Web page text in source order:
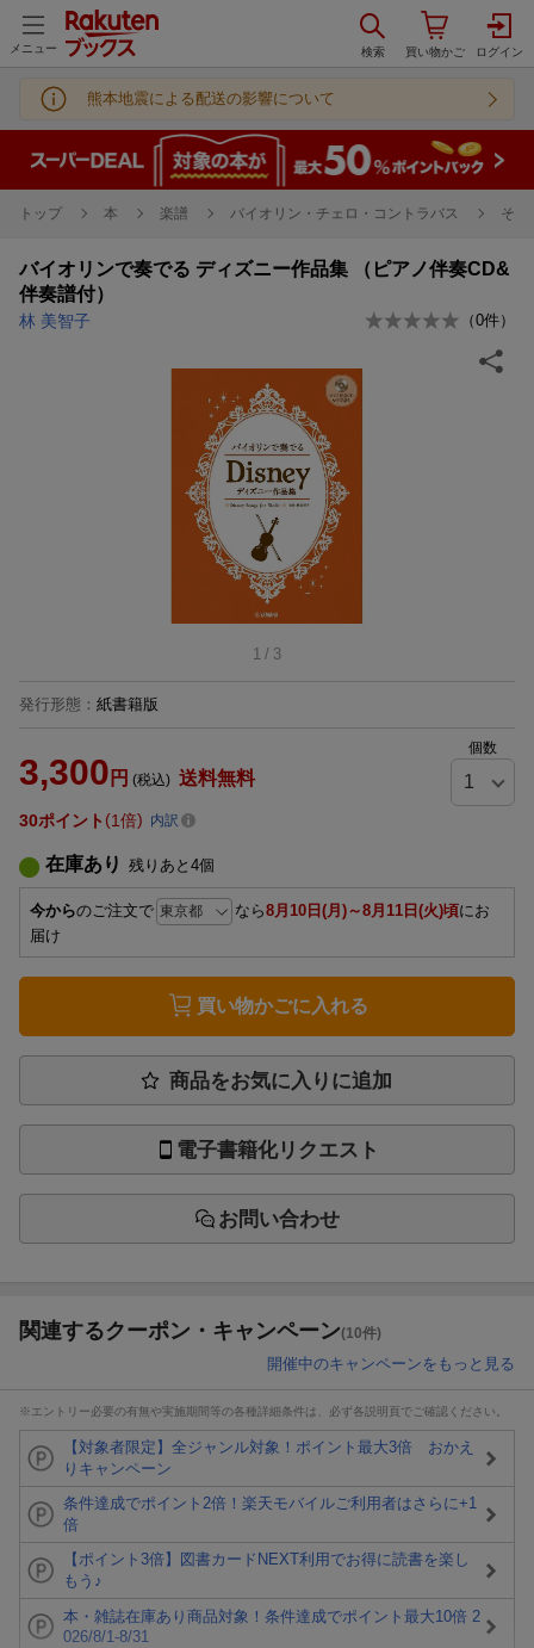
メニュー
熊本地震による配送の影響について
トップ 本 楽譜 バイオリン・チェロ・コントラバス その
バイオリンで奏でる ディズニー作品集 （ピアノ伴奏CD&
伴奏譜付）
林 美智子 （0件）
1 / 3
発行形態 ： 紙書籍版
3,300 円 (税込) 送料無料
個数
30ポイント 1倍 内訳
在庫あり 残りあと 4個
今からのご注文で なら8月10日(月)～8月11日(火)頃にお
届け
買い物かごに入れる
商品をお気に入りに追加
電子書籍化リクエスト
お問い合わせ
関連するクーポン・キャンペーン(10件)
開催中のキャンペーンをもっと見る
※エントリー必要の有無や実施期間等の各種詳細条件は、必ず各説明頁でご確認ください。
【対象者限定】全ジャンル対象！ポイント最大3倍 おかえ
りキャンペーン
条件達成でポイント2倍！楽天モバイルご利用者はさらに+1
倍
【ポイント3倍】図書カードNEXT利用でお得に読書を楽し
もう♪
本・雑誌在庫あり商品対象！条件達成でポイント最大10倍 2
026/8/1-8/31